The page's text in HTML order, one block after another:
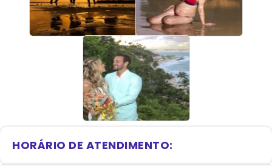
HORÁRIO DE ATENDIMENTO: